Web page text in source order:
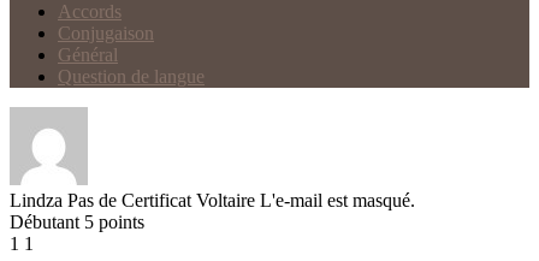
Accords
Conjugaison
Général
Question de langue
Lindza Pas de Certificat Voltaire L'e-mail est masqué.
Débutant 5 points
1 1